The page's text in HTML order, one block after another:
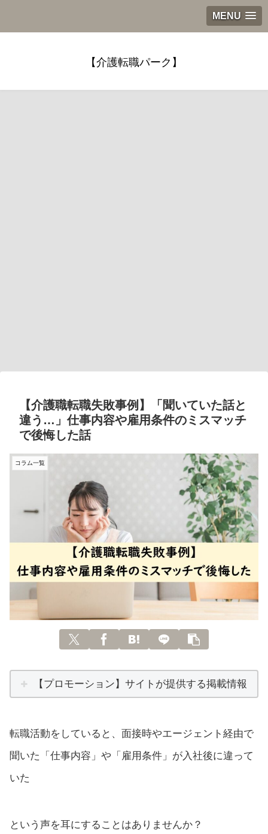
MENU
【介護転職パーク】
【介護職転職失敗事例】「聞いていた話と
違う…」仕事内容や雇用条件のミスマッチ
で後悔した話
コラム一覧
【プロモーション】サイトが提供する掲載情報
転職活動をしていると、面接時やエージェント経由で
聞いた「仕事内容」や「雇用条件」が入社後に違って
いた
という声を耳にすることはありませんか？